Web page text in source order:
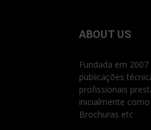
ABOUT US
Fundada em
publicações
profissionais
inicialmente
Brochuras etc